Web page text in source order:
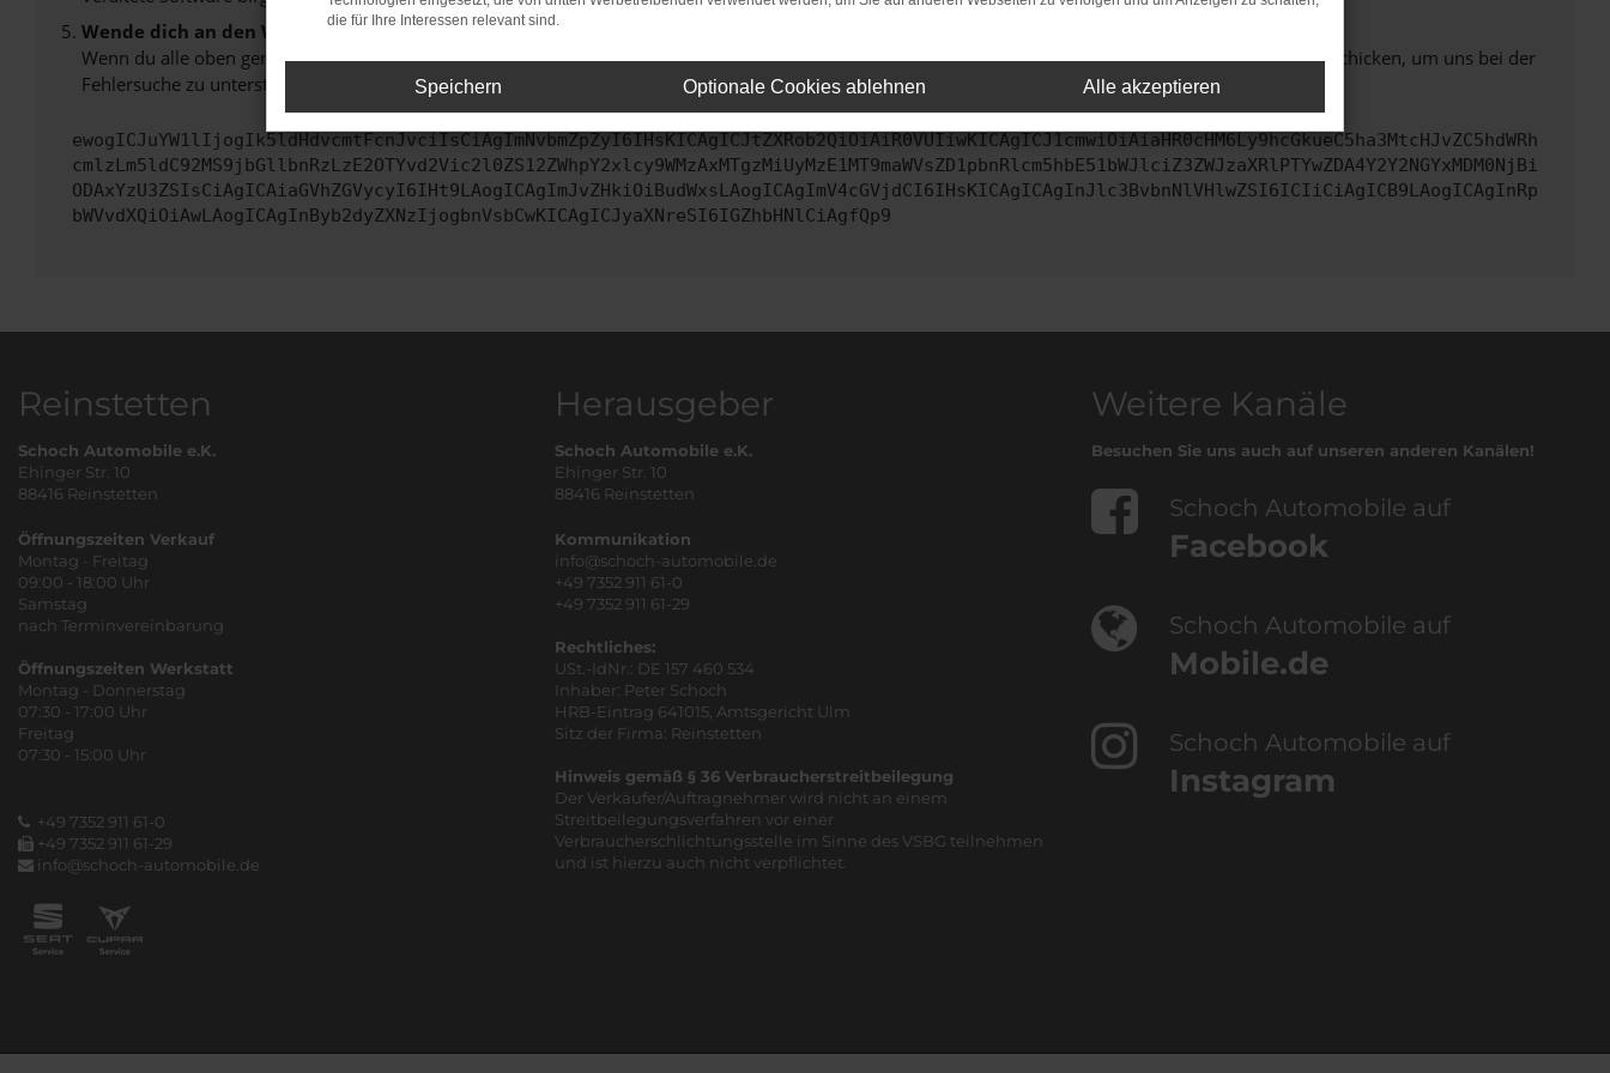
Wende dich an den Webseitenbetreiber.
Wenn du alle oben genannten Schritte versucht hast, kontaktiere uns bitte. Wir werden versuchen, das Problem zu beheben. Du kannst uns diesen Text schicken, um uns bei der
Fehlersuche zu unterstützen:
ewogICJuYW1lIjogIk5ldHdvcmtFcnJvciIsCiAgImNvbmZpZyI6IHsKICAgICJtZXRob2QiOiAiR0VUIiwKICAgICJ1cmwiOiAiaHR0cHM6Ly9hcGkueC5ha3MtcHJvZC5hdWRh
cmlzLm5ldC92MS9jbGllbnRzLzE2OTYvd2Vic2l0ZS12ZWhpY2xlcy9WMzAxMTgzMiUyMzE1MT9maWVsZD1pbnRlcm5hbE51bWJlciZ3ZWJzaXRlPTYwZDA4Y2Y2NGYxMDM0NjBi
ODAxYzU3ZSIsCiAgICAiaGVhZGVycyI6IHt9LAogICAgImJvZHkiOiBudWxsLAogICAgImV4cGVjdCI6IHsKICAgICAgInJlc3BvbnNlVHlwZSI6ICIiCiAgICB9LAogICAgInRp
bWVvdXQiOiAwLAogICAgInByb2dyZXNzIjogbnVsbCwKICAgICJyaXNreSI6IGZhbHNlCiAgfQp9
Reinstetten
Schoch Automobile e.K.
Ehinger Str. 10
88416 Reinstetten
Öffnungszeiten Verkauf
Montag - Freitag
09:00 - 18:00 Uhr
Samstag
nach Terminvereinbarung
Öffnungszeiten Werkstatt
Montag - Donnerstag
07:30 - 17:00 Uhr
Freitag
07:30 - 15:00 Uhr
+49 7352 911 61-0
+49 7352 911 61-29
info@schoch-automobile.de
Herausgeber
Schoch Automobile e.K.
Ehinger Str. 10
88416 Reinstetten
Kommunikation
info@schoch-automobile.de
+49 7352 911 61-0
+49 7352 911 61-29
Rechtliches:
USt.-IdNr.: DE 157 460 534
Inhaber: Peter Schoch
HRB-Eintrag 641015, Amtsgericht Ulm
Sitz der Firma: Reinstetten
Hinweis gemäß § 36 Verbraucherstreitbeilegung
Der Verkäufer/Auftragnehmer wird nicht an einem
Streitbeilegungsverfahren vor einer
Verbraucherschlichtungsstelle im Sinne des VSBG teilnehmen
und ist hierzu auch nicht verpflichtet.
Weitere Kanäle
Besuchen Sie uns auch auf unseren anderen Kanälen!
Schoch Automobile auf
Facebook
Schoch Automobile auf
Mobile.de
Schoch Automobile auf
Instagram
die für Ihre Interessen relevant sind.
Speichern Optionale Cookies ablehnen Alle akzeptieren